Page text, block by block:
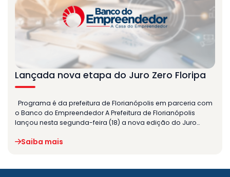
Lançada nova etapa do Juro Zero Floripa
Programa é da prefeitura de Florianópolis em parceria com
o Banco do Empreendedor A Prefeitura de Florianópolis
lançou nesta segunda-feira (18) a nova edição do Juro…
Saiba mais